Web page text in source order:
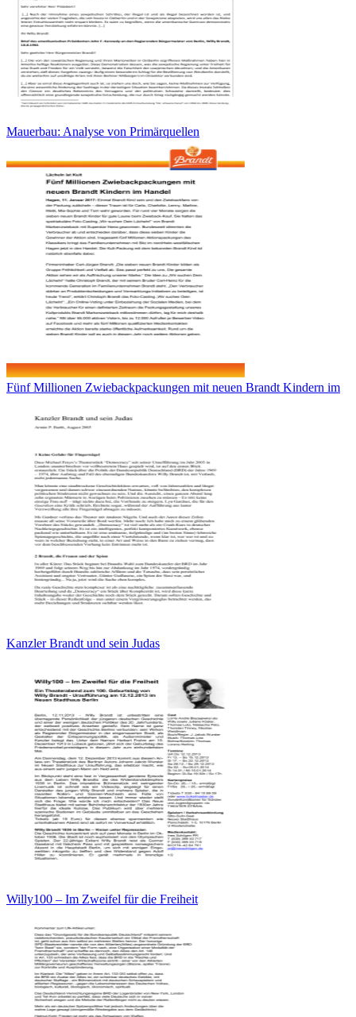
Mauerbau: Analyse von Primärquellen
Fünf Millionen Zwiebackpackungen mit neuen Brandt Kindern im
Kanzler Brandt und sein Judas
Willy100 – Im Zweifel für die Freiheit